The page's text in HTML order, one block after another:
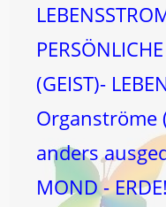
(GEIST)-
Organströme
anders
MOND -